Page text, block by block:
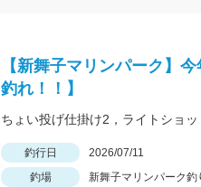
【新舞子マリンパーク】
釣れ！！】
釣行日 2026/07/11
釣場
新舞子マリンパーク釣